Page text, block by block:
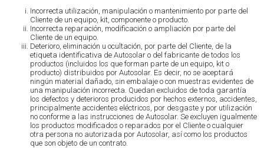
Incorrecta utilización, manipulación o mantenimiento por parte del
Cliente de un equipo, kit, componente o producto.
Incorrecta reparación, modificación o ampliación por parte del
Cliente de un equipo.
Deterioro, eliminación u ocultación, por parte del Cliente, de la
etiqueta identificativa de Autosolar o del fabricante de todos los
productos (incluidos los que forman parte de un equipo, kit o
producto) distribuidos por Autosolar. Es decir, no se aceptará
ningún material dañado, sin embalaje o con muestras evidentes de
una manipulación incorrecta. Quedan excluidos de toda garantía
los defectos y deterioros producidos por hechos externos, accidentes,
principalmente accidentes eléctricos, por desgaste y por utilización
no conforme a las instrucciones de Autosolar. Se excluyen igualmente
los productos modificados o reparados por el Cliente o cualquier
otra persona no autorizada por Autosolar, así como los productos
que son objeto de un contrato.